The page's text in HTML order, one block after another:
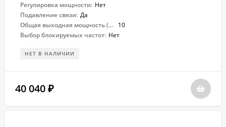
Регулировка мощности: Нет
Подавление связи: Да
Общая выходная мощность (Вт):
10
Выбор блокируемых частот: Нет
НЕТ В НАЛИЧИИ
40 040 ₽